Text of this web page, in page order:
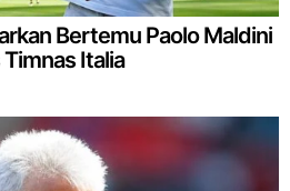
Bertemu Paolo Maldini
Italia